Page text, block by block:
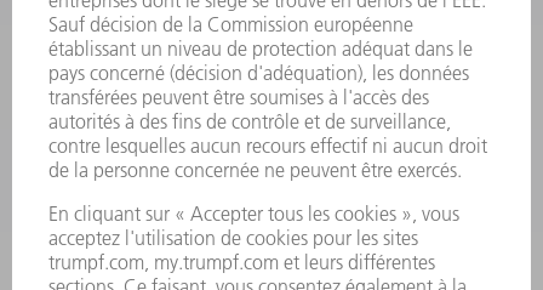
SERVICES
APPLICATIONS
SECTEURS D'ACTIVITÉ
ENTREPRISE
CARRIÈRE
OFFRES D'EMPLOI
PROFIL DE L'ENTREPRISE
CONSEIL D'ADMINISTRATION
RAPPORT ANNUEL
PRINCIPES FONDAMENTAUX DE L'ENTREPRISE
CONFORMITÉ
SYSTÈME D'ALERTE